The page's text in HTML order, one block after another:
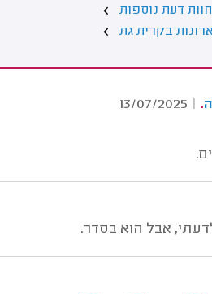
דעת נוספות
בקרית גת
.
|
13/07/2025
אבל הוא בסדר.